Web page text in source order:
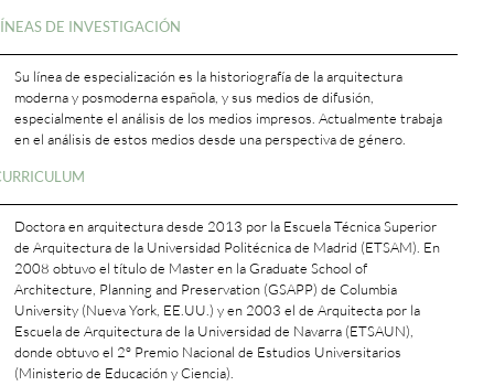
DE INVESTIGACIÓN
Su línea de especialización es la historiografía de la arquitectura
moderna y posmoderna española, y sus medios de difusión,
especialmente el análisis de los medios impresos. Actualmente trabaja
en el análisis de estos medios desde una perspectiva de género.
Doctora en arquitectura desde 2013 por la Escuela Técnica Superior
de Arquitectura de la Universidad Politécnica de Madrid (ETSAM). En
2008 obtuvo el título de Master en la Graduate School of
Architecture, Planning and Preservation (GSAPP) de Columbia
University (Nueva York, EE.UU.) y en 2003 el de Arquitecta por la
Escuela de Arquitectura de la Universidad de Navarra (ETSAUN),
donde obtuvo el 2º Premio Nacional de Estudios Universitarios
(Ministerio de Educación y Ciencia).